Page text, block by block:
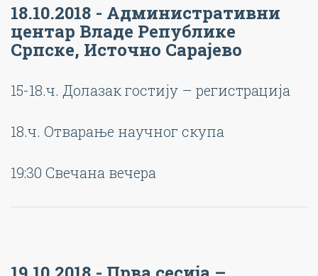
18.10.2018 - Административни
центар Владе Републике
Српске, Источно Сарајево
15-18.ч. Долазак гостију – регистрација
18.ч. Отварање научног скупа
19:30 Свечана вечера